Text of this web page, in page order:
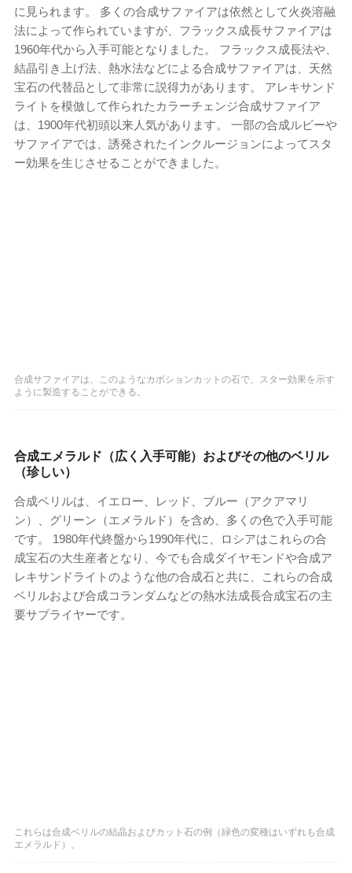
に見られます。 多くの合成サファイアは依然として火炎溶融
法によって作られていますが、フラックス成長サファイアは
1960年代から入手可能となりました。 フラックス成長法や、
結晶引き上げ法、熱水法などによる合成サファイアは、天然
宝石の代替品として非常に説得力があります。 アレキサンド
ライトを模倣して作られたカラーチェンジ合成サファイア
は、1900年代初頭以来人気があります。 一部の合成ルビーや
サファイアでは、誘発されたインクルージョンによってスタ
ー効果を生じさせることができました。
合成サファイアは、このようなカボションカットの石で、スター効果を示す
ように製造することができる。
合成エメラルド（広く入手可能）およびその他のベリル
（珍しい）
合成ベリルは、イエロー、レッド、ブルー（アクアマリ
ン）、グリーン（エメラルド）を含め、多くの色で入手可能
です。 1980年代終盤から1990年代に、ロシアはこれらの合
成宝石の大生産者となり、今でも合成ダイヤモンドや合成ア
レキサンドライトのような他の合成石と共に、これらの合成
ベリルおよび合成コランダムなどの熱水法成長合成宝石の主
要サプライヤーです。
これらは合成ベリルの結晶およびカット石の例（緑色の変種はいずれも合成
エメラルド）。